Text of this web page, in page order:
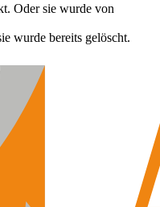
Oder sie wurde von
wurde bereits gelöscht.